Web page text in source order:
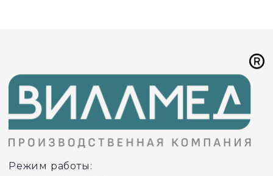
Режим работы: